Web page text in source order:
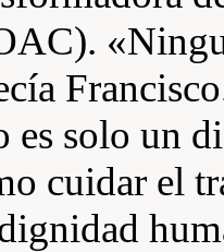
es solo un
cuidar el